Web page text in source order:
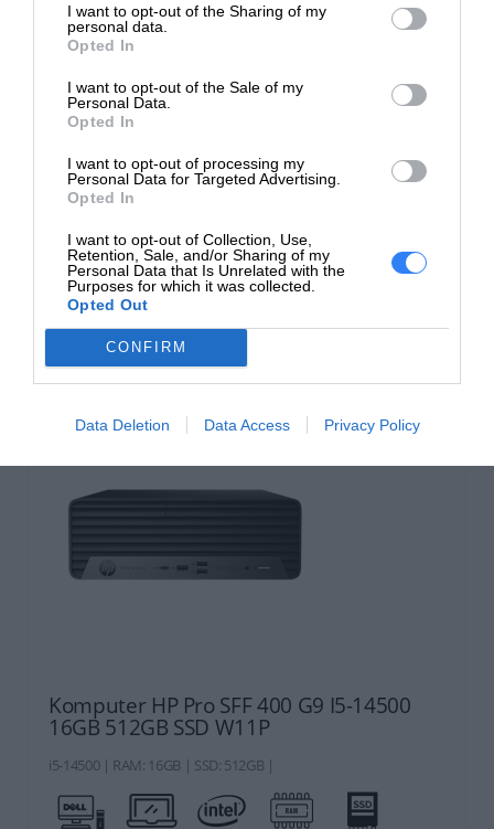
I want to opt-out of the Sharing of my
personal data.
Opted In
I want to opt-out of the Sale of my
Personal Data.
Opted In
I want to opt-out of processing my
Personal Data for Targeted Advertising.
Opted In
I want to opt-out of Collection, Use,
Retention, Sale, and/or Sharing of my
Personal Data that Is Unrelated with the
Purposes for which it was collected.
Opted Out
CONFIRM
Data Deletion Data Access Privacy Policy
32GB 512GB SSD W11P
i5-12400 | RAM: 32GB | SSD: 512GB |
3 399 zł 3 699 zł
Dostępność:50 sztuk
DO KOSZYKA
Komputer HP Pro SFF 400 G9 I5-14500
16GB 512GB SSD W11P
i5-14500 | RAM: 16GB | SSD: 512GB |